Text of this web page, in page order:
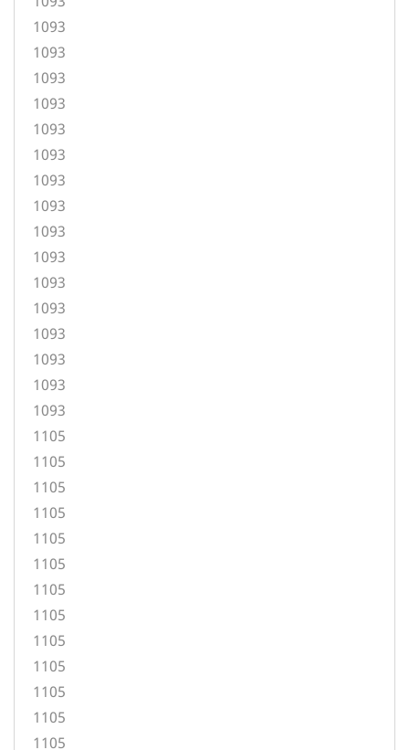
1093
1093
1093
1093
1093
1093
1093
1093
1093
1093
1093
1093
1093
1093
1093
1093
1105
1105
1105
1105
1105
1105
1105
1105
1105
1105
1105
1105
1105